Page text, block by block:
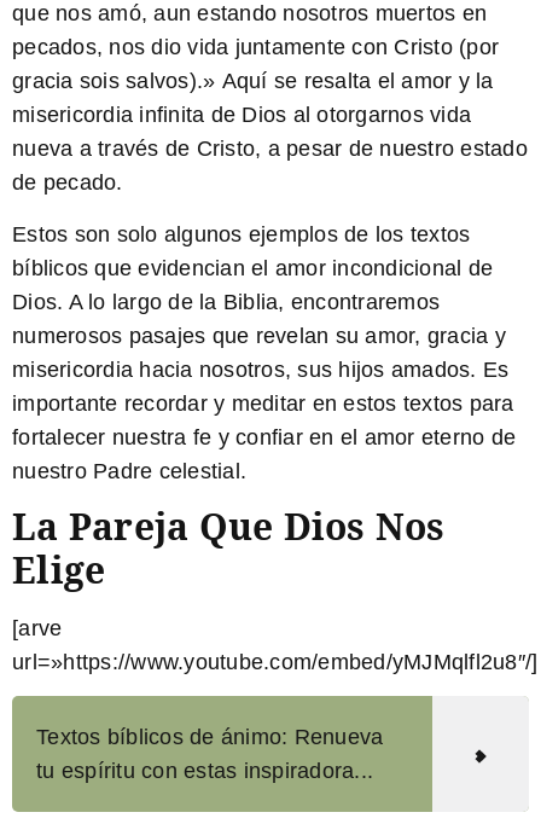
que nos amó, aun estando nosotros muertos en
pecados, nos dio vida juntamente con Cristo (por
gracia sois salvos).» Aquí se resalta el amor y la
misericordia infinita de Dios al otorgarnos vida
nueva a través de Cristo, a pesar de nuestro estado
de pecado.
Estos son solo algunos ejemplos de los textos
bíblicos que evidencian el amor incondicional de
Dios. A lo largo de la Biblia, encontraremos
numerosos pasajes que revelan su amor, gracia y
misericordia hacia nosotros, sus hijos amados. Es
importante recordar y meditar en estos textos para
fortalecer nuestra fe y confiar en el amor eterno de
nuestro Padre celestial.
La Pareja Que Dios Nos
Elige
[arve
url=»https://www.youtube.com/embed/yMJMqlfl2u8″/]
Textos bíblicos de ánimo: Renueva
tu espíritu con estas inspiradora...